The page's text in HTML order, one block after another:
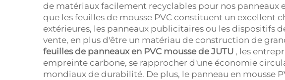
de matériaux facilement recyclables pour nos panneaux
que les feuilles de mousse PVC constituent un excellent
extérieures, les panneaux publicitaires ou les dispositifs
vente, en plus d'être un matériau de construction de
feuilles de panneaux en PVC mousse de JUTU , les
empreinte carbone, se rapprocher d'une économie
mondiaux de durabilité. De plus, le panneau en mousse